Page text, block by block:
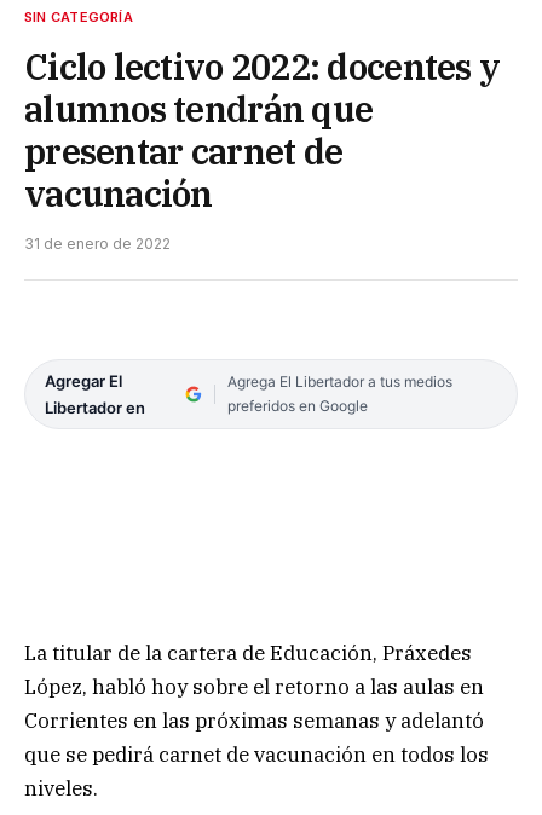
SIN CATEGORÍA
Ciclo lectivo 2022: docentes y
alumnos tendrán que
presentar carnet de
vacunación
31 de enero de 2022
Agregar El
Libertador en
Agrega El Libertador a tus medios
preferidos en Google
La titular de la cartera de Educación, Práxedes
López, habló hoy sobre el retorno a las aulas en
Corrientes en las próximas semanas y adelantó
que se pedirá carnet de vacunación en todos los
niveles.